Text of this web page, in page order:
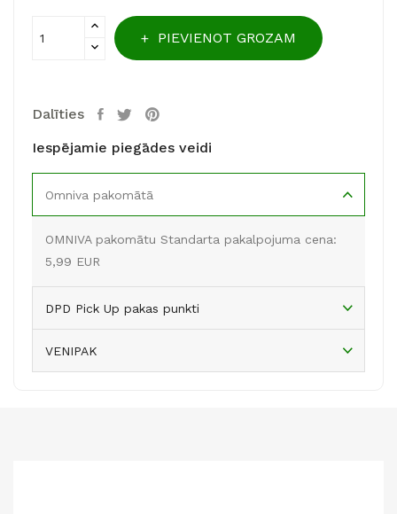
PIEVIENOT GROZAM
Dalīties
Iespējamie piegādes veidi
Omniva pakomātā
OMNIVA pakomātu Standarta pakalpojuma cena:
5,99 EUR
DPD Pick Up pakas punkti
VENIPAK